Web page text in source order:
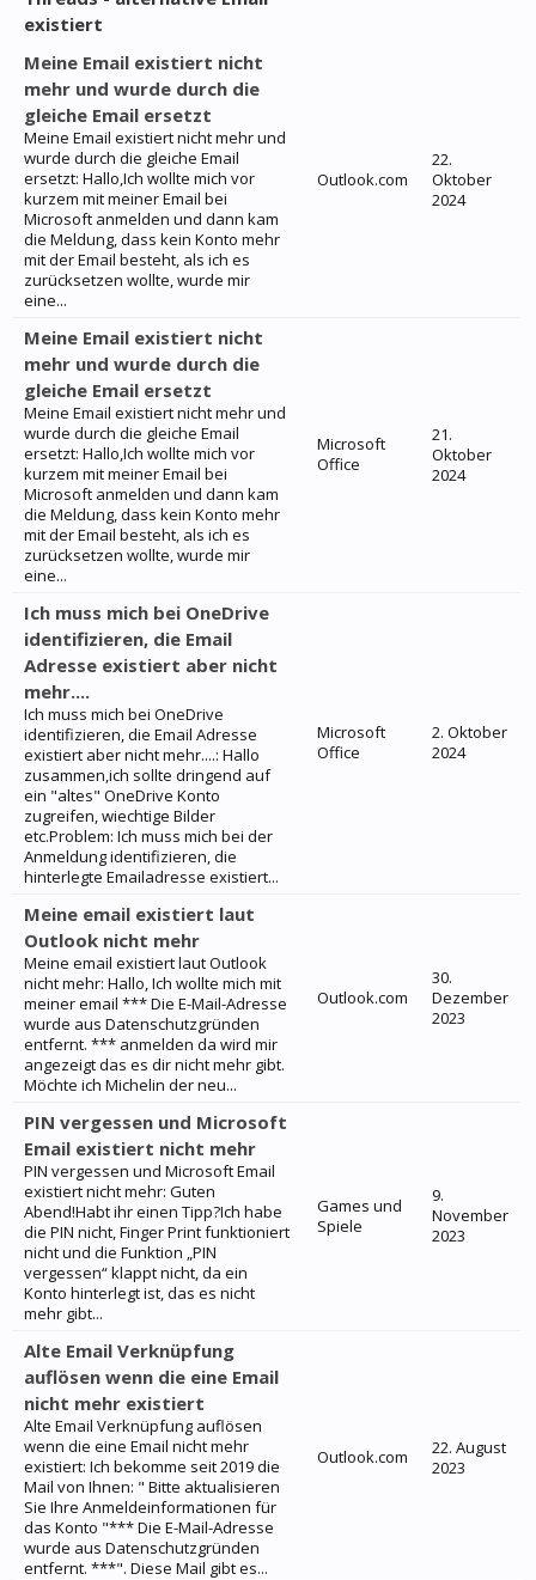
existiert
Meine Email existiert nicht
mehr und wurde durch die
gleiche Email ersetzt
Meine Email existiert nicht mehr und
wurde durch die gleiche Email
ersetzt: Hallo,Ich wollte mich vor
kurzem mit meiner Email bei
Microsoft anmelden und dann kam
die Meldung, dass kein Konto mehr
mit der Email besteht, als ich es
zurücksetzen wollte, wurde mir
eine...
Outlook.com
22.
Oktober
2024
Meine Email existiert nicht
mehr und wurde durch die
gleiche Email ersetzt
Meine Email existiert nicht mehr und
wurde durch die gleiche Email
ersetzt: Hallo,Ich wollte mich vor
kurzem mit meiner Email bei
Microsoft anmelden und dann kam
die Meldung, dass kein Konto mehr
mit der Email besteht, als ich es
zurücksetzen wollte, wurde mir
eine...
Microsoft
Office
21.
Oktober
2024
Ich muss mich bei OneDrive
identifizieren, die Email
Adresse existiert aber nicht
mehr....
Ich muss mich bei OneDrive
identifizieren, die Email Adresse
existiert aber nicht mehr....: Hallo
zusammen,ich sollte dringend auf
ein "altes" OneDrive Konto
zugreifen, wiechtige Bilder
etc.Problem: Ich muss mich bei der
Anmeldung identifizieren, die
hinterlegte Emailadresse existiert...
Microsoft
Office
2. Oktober
2024
Meine email existiert laut
Outlook nicht mehr
Meine email existiert laut Outlook
nicht mehr: Hallo, Ich wollte mich mit
meiner email *** Die E-Mail-Adresse
wurde aus Datenschutzgründen
entfernt. *** anmelden da wird mir
angezeigt das es dir nicht mehr gibt.
Möchte ich Michelin der neu...
Outlook.com
30.
Dezember
2023
PIN vergessen und Microsoft
Email existiert nicht mehr
PIN vergessen und Microsoft Email
existiert nicht mehr: Guten
Abend!Habt ihr einen Tipp?Ich habe
die PIN nicht, Finger Print funktioniert
nicht und die Funktion „PIN
vergessen“ klappt nicht, da ein
Konto hinterlegt ist, das es nicht
mehr gibt...
Games und
Spiele
9.
November
2023
Alte Email Verknüpfung
auflösen wenn die eine Email
nicht mehr existiert
Alte Email Verknüpfung auflösen
wenn die eine Email nicht mehr
existiert: Ich bekomme seit 2019 die
Mail von Ihnen: " Bitte aktualisieren
Sie Ihre Anmeldeinformationen für
das Konto "*** Die E-Mail-Adresse
wurde aus Datenschutzgründen
entfernt. ***". Diese Mail gibt es...
Outlook.com
22. August
2023